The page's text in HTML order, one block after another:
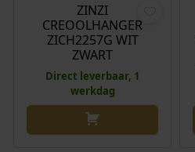
ZINZI
CREOOLHANGER
ZICH2257G WIT
ZWART
Direct leverbaar, 1
werkdag